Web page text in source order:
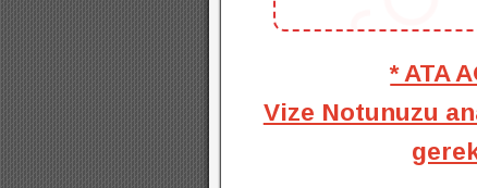
* ATA
Vize Notunuzu